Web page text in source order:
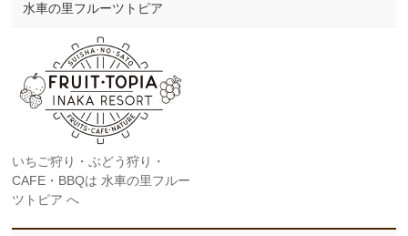
水車の里フルーツトピア
いちご狩り・ぶどう狩り・
CAFE・BBQは 水車の里フルー
ツトピア へ